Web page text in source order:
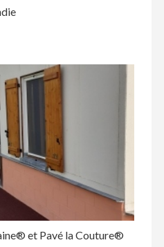
et Pavé la Couture®